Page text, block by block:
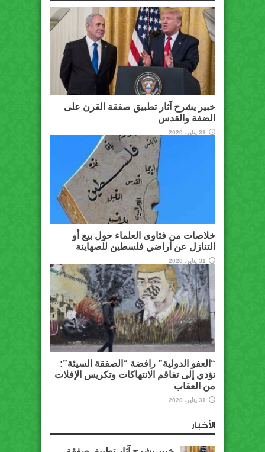
خبير يشرح آثار تطبيق صفقة القرن على
الضفة والقدس
31 يناير، 2020
خلاصات من فتاوى العلماء حول بيع أو
التنازل عن أراضي فلسطين للصهاينة
31 يناير، 2020
“العفو الدولية” رافضة “الصفقة السيئة”:
تؤدي إلى تفاقم الانتهاكات وتكريس الإفلات
من العقاب
31 يناير، 2020
الأخبار